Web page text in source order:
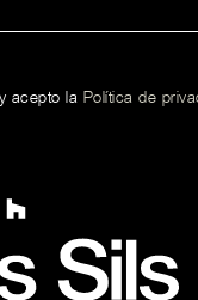
acepto la Política de